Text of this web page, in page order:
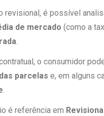
revisional, é possível
de mercado (como a
.
o consumidor
parcelas e, em alguns
.
é referência em